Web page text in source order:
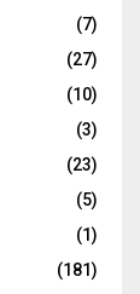
(7)
(27)
(10)
(3)
(23)
(5)
(1)
(181)